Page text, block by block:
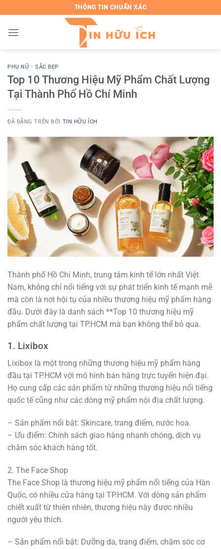
đến
nội
THÔNG TIN CHUẨN XÁC
PHỤ NỮ - SẮC ĐẸP
Top 10 Thương Hiệu Mỹ Phẩm Chất Lượng
Tại Thành Phố Hồ Chí Minh
ĐÃ ĐĂNG TRÊN BỞI TIN HỮU ÍCH
Thành phố Hồ Chí Minh, trung tâm kinh tế lớn nhất Việt
Nam, không chỉ nổi tiếng với sự phát triển kinh tế mạnh mẽ
mà còn là nơi hội tụ của nhiều thương hiệu mỹ phẩm hàng
đầu. Dưới đây là danh sách **Top 10 thương hiệu mỹ
phẩm chất lượng tại TP.HCM mà bạn không thể bỏ qua.
1. Lixibox
Lixibox là một trong những thương hiệu mỹ phẩm hàng
đầu tại TP.HCM với mô hình bán hàng trực tuyến hiện đại.
Họ cung cấp các sản phẩm từ những thương hiệu nổi tiếng
quốc tế cũng như các dòng mỹ phẩm nội địa chất lượng.
– Sản phẩm nổi bật: Skincare, trang điểm, nước hoa.
– Ưu điểm: Chính sách giao hàng nhanh chóng, dịch vụ
chăm sóc khách hàng tốt.
2. The Face Shop
The Face Shop là thương hiệu mỹ phẩm nổi tiếng của Hàn
Quốc, có nhiều cửa hàng tại TP.HCM. Với dòng sản phẩm
chiết xuất từ thiên nhiên, thương hiệu này được nhiều
người yêu thích.
– Sản phẩm nổi bật: Dưỡng da, trang điểm, chăm sóc cơ